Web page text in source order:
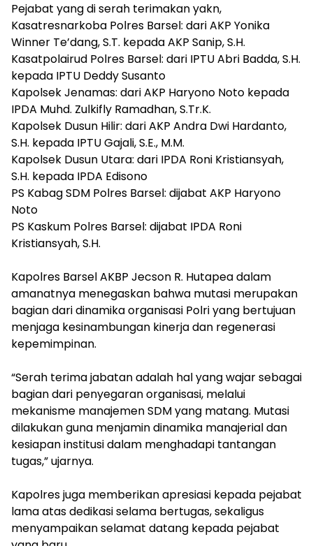
‎Pejabat yang di serah terimakan yakn,
‎Kasatresnarkoba Polres Barsel: dari AKP Yonika
Winner Te’dang, S.T. kepada AKP Sanip, S.H.
‎Kasatpolairud Polres Barsel: dari IPTU Abri Badda, S.H.
kepada IPTU Deddy Susanto
‎Kapolsek Jenamas: dari AKP Haryono Noto kepada
IPDA Muhd. Zulkifly Ramadhan, S.Tr.K.
‎Kapolsek Dusun Hilir: dari AKP Andra Dwi Hardanto,
S.H. kepada IPTU Gajali, S.E., M.M.
‎Kapolsek Dusun Utara: dari IPDA Roni Kristiansyah,
S.H. kepada IPDA Edisono
‎PS Kabag SDM Polres Barsel: dijabat AKP Haryono
Noto
‎PS Kaskum Polres Barsel: dijabat IPDA Roni
Kristiansyah, S.H.
‎Kapolres Barsel AKBP Jecson R. Hutapea dalam
amanatnya menegaskan bahwa mutasi merupakan
bagian dari dinamika organisasi Polri yang bertujuan
menjaga kesinambungan kinerja dan regenerasi
kepemimpinan.
‎“Serah terima jabatan adalah hal yang wajar sebagai
bagian dari penyegaran organisasi, melalui
mekanisme manajemen SDM yang matang. Mutasi
dilakukan guna menjamin dinamika manajerial dan
kesiapan institusi dalam menghadapi tantangan
tugas,” ujarnya.
‎Kapolres juga memberikan apresiasi kepada pejabat
lama atas dedikasi selama bertugas, sekaligus
menyampaikan selamat datang kepada pejabat